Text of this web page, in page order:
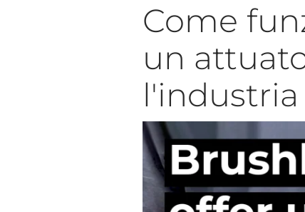
Come
un
l'industria